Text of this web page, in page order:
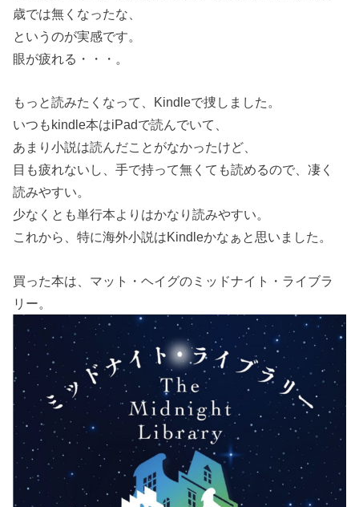
歳では無くなったな、
というのが実感です。
眼が疲れる・・・。
もっと読みたくなって、Kindleで捜しました。
いつもkindle本はiPadで読んでいて、
あまり小説は読んだことがなかったけど、
目も疲れないし、手で持って無くても読めるので、凄く
読みやすい。
少なくとも単行本よりはかなり読みやすい。
これから、特に海外小説はKindleかなぁと思いました。
買った本は、マット・ヘイグのミッドナイト・ライブラ
リー。